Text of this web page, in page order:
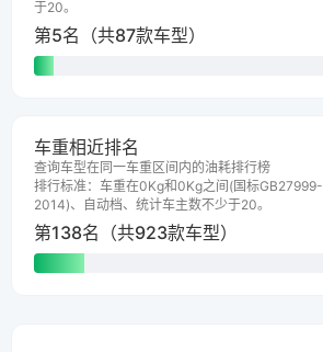
于20。
第5名（共87款车型）
车重相近排名
查询车型在同一车重区间内的油耗排行榜
排行标准：车重在0Kg和0Kg之间(国标GB27999-
2014)、自动档、统计车主数不少于20。
第138名（共923款车型）